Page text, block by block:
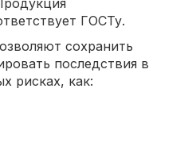
ГОСТу.
сохранить
последствия в
рисках, как: